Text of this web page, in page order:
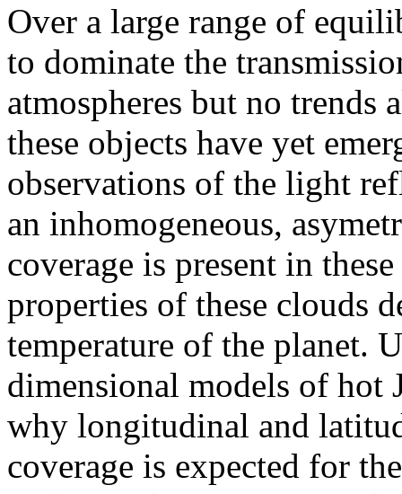
Over a large range of
to dominate the
atmospheres but no
these objects have yet
observations of the light
an inhomogeneous,
coverage is present in
properties of these clouds
temperature of the planet.
dimensional models of hot
why longitudinal and
coverage is expected for